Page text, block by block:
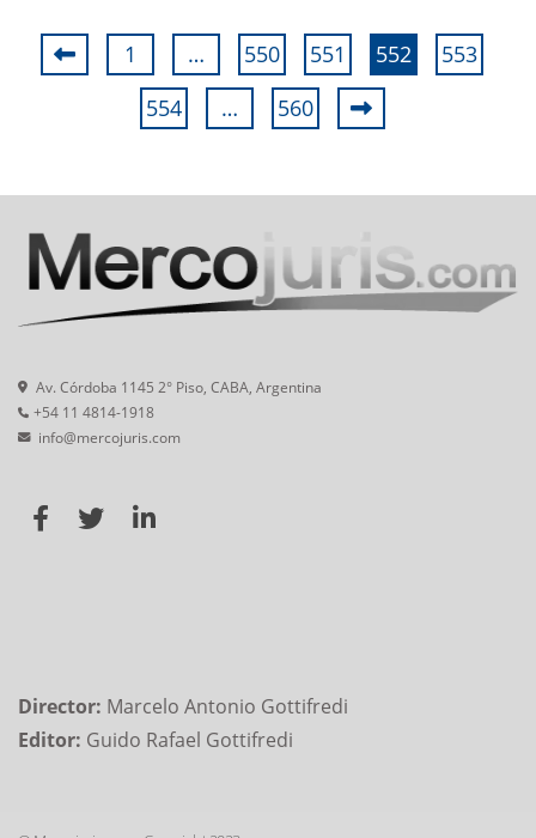
1 … 550 551 552
553
554
… 560
Av. Córdoba 1145 2° Piso, CABA, Argentina
+54 11 4814-1918
info@mercojuris.com
Director: Marcelo Antonio Gottifredi
Editor: Guido Rafael Gottifredi